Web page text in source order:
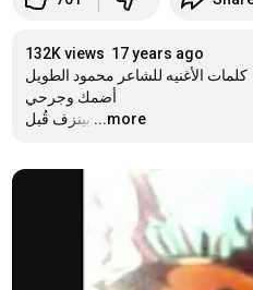
132K views 17 years ago
كلمات الأغنيه للشاعر محمود الطويل
أضمك وجرحي
بينزف قُبل …
...more